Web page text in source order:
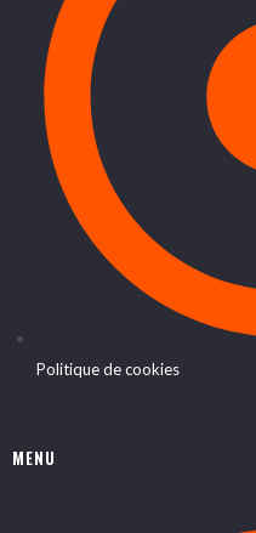
Politique de cookies
MENU